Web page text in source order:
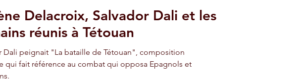
Delacroix, Salvador Dali et les
réunis à Tétouan
Dali peignait "La bataille de Tétouan", composition
qui fait référence au combat qui opposa Epagnols et